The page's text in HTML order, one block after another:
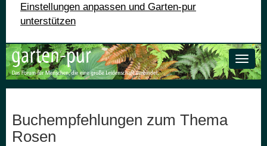
Einstellungen anpassen und Garten-pur
unterstützen
Toggle
Buchempfehlungen zum Thema
Rosen